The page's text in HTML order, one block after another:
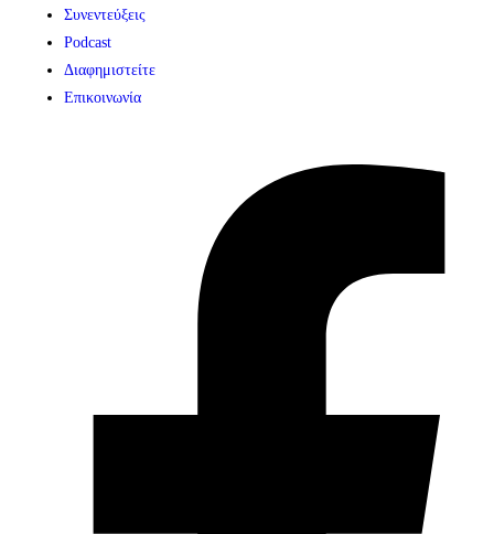
Συνεντεύξεις
Podcast
Διαφημιστείτε
Επικοινωνία